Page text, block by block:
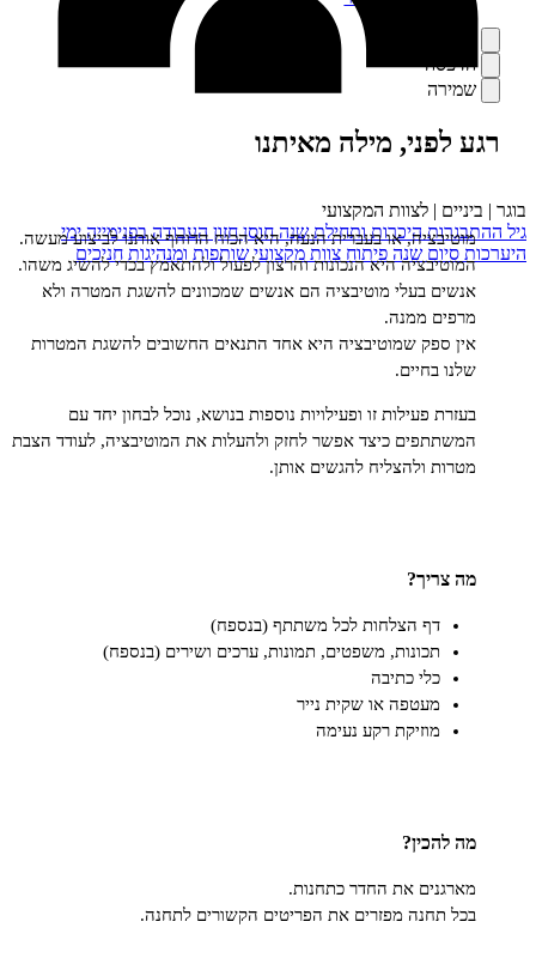
| לצוות המקצועי
היכרות ותחילת שנהחוסןחזון העבודה בפנימייהימי
שנהפיתוח צוות מקצועי שותפות ומנהיגות חניכים
מילה מאיתנו
או בעברית הנעה, היא הכוח הדוחף אותנו לביצוע מעשה.
היא הנכונות והרצון לפעול ולהתאמץ בכדי להשיג משהו.
בעלי מוטיבציה הם אנשים שמכוונים להשגת המטרה ולא
שמוטיבציה היא אחד התנאים החשובים להשגת המטרות
פעילות זו ופעילויות נוספות בנושא, נוכל לבחון יחד עם
כיצד אפשר לחזק ולהעלות את המוטיבציה, לעודד הצבת
ולהצליח להגשים אותן.
דף הצלחות לכל משתתף (בנספח)
תכונות, משפטים, תמונות, ערכים ושירים (בנספח)
מעטפה או שקית נייר
מוזיקת רקע נעימה
את החדר כתחנות.
מפזרים את הפריטים הקשורים לתחנה.